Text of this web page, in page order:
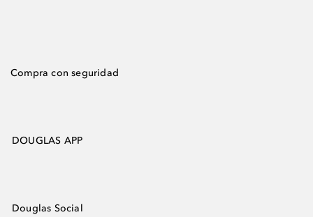
Compra con seguridad
DOUGLAS APP
Douglas Social